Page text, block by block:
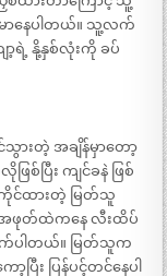
ောနေပါတယ်။ သူ့လက်
ာ့ရဲ့ နို့နှစ်လုံးကို ခပ်
ားတဲ့ အချိန်မှာတော့
ပြီး ကျင်ခနဲ ဖြစ်
ကိုင်ထားတဲ့ မြတ်သူ
ဖုတ်ထဲကနေ လီးထိပ်
က်ပါတယ်။ မြတ်သူက
ပြီး ပြန်ပင့်တင်နေပါ